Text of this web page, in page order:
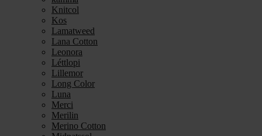
Knitcol
Kos
Lamatweed
Lana Cotton
Leonora
Léttlopi
Lillemor
Long Color
Luna
Merci
Merilin
Merino Cotton